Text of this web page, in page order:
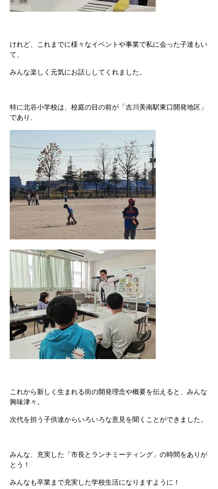
けれど、これまでに様々なイベントや事業で私に会った子達もい
て、
みんな楽しく元気にお話ししてくれました。
特に北谷小学校は、校庭の目の前が「吉川美南駅東口開発地区」
であり、
これから新しく生まれる街の開発理念や概要を伝えると、みんな
興味津々。
次代を担う子供達からいろいろな意見を聞くことができました。
みんな、充実した「市長とランチミーティング」の時間をありが
とう！
みんなも卒業まで充実した学校生活になりますように！